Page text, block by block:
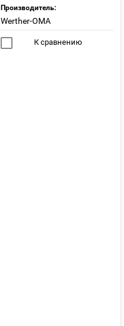
Производитель:
Werther-OMA
К сравнению